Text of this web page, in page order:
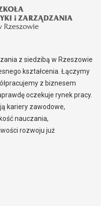
z siedzibą w Rzeszowie
kształcenia. Łączymy
z biznesem
oczekuje rynek pracy.
kariery zawodowe,
nauczania,
rozwoju już